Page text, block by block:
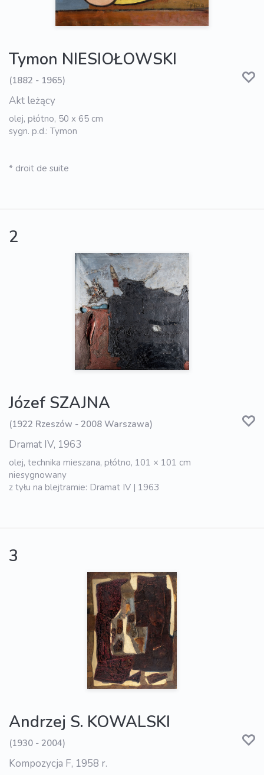
Tymon NIESIOŁOWSKI
(1882 - 1965)
Akt leżący
olej, płótno, 50 x 65 cm
sygn. p.d.: Tymon
* droit de suite
2
Józef SZAJNA
(1922 Rzeszów - 2008 Warszawa)
Dramat IV, 1963
olej, technika mieszana, płótno, 101 × 101 cm
niesygnowany
z tyłu na blejtramie: Dramat IV | 1963
3
Andrzej S. KOWALSKI
(1930 - 2004)
Kompozycja F, 1958 r.